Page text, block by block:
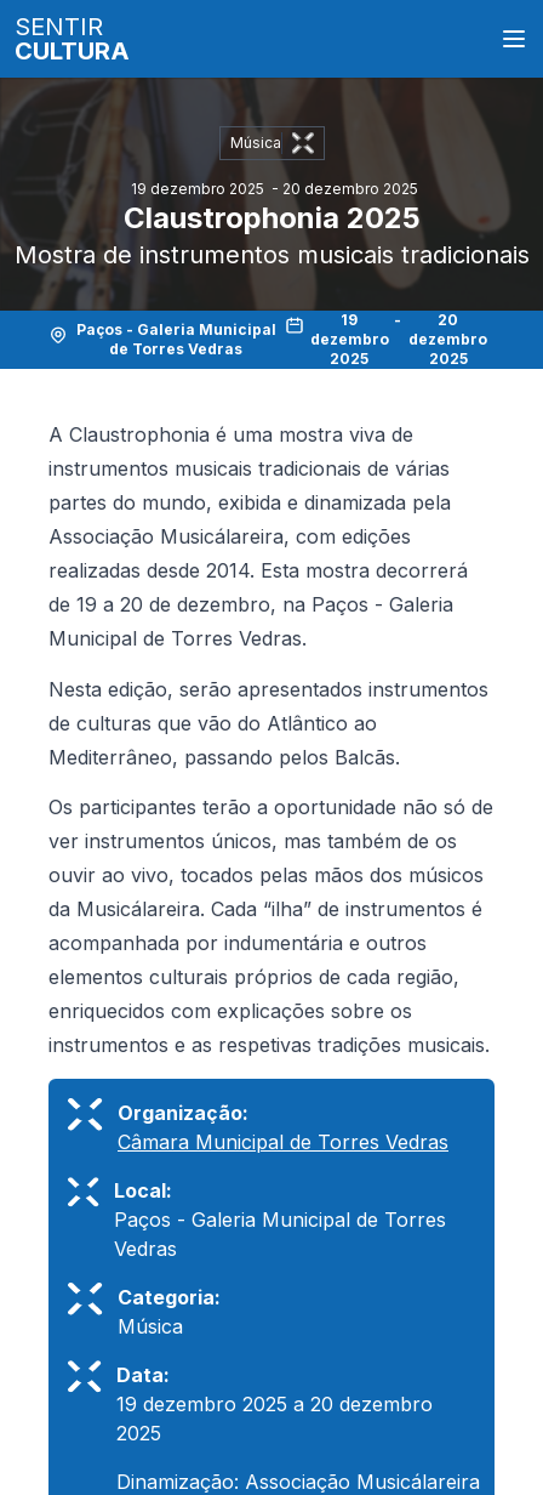
SENTIR
CULTURA
Música
19 dezembro 2025 - 20 dezembro 2025
Claustrophonia 2025
Mostra de instrumentos musicais tradicionais
Paços - Galeria Municipal
de Torres Vedras
19
dezembro
2025
-
20
dezembro
2025
A Claustrophonia é uma mostra viva de
instrumentos musicais tradicionais de várias
partes do mundo, exibida e dinamizada pela
Associação Musicálareira, com edições
realizadas desde 2014. Esta mostra decorrerá
de 19 a 20 de dezembro, na Paços - Galeria
Municipal de Torres Vedras.
Nesta edição, serão apresentados instrumentos
de culturas que vão do Atlântico ao
Mediterrâneo, passando pelos Balcãs.
Os participantes terão a oportunidade não só de
ver instrumentos únicos, mas também de os
ouvir ao vivo, tocados pelas mãos dos músicos
da Musicálareira. Cada “ilha” de instrumentos é
acompanhada por indumentária e outros
elementos culturais próprios de cada região,
enriquecidos com explicações sobre os
instrumentos e as respetivas tradições musicais.
Organização:
Câmara Municipal de Torres Vedras
Local:
Paços - Galeria Municipal de Torres
Vedras
Categoria:
Música
Data:
19 dezembro 2025 a 20 dezembro
2025
Dinamização: Associação Musicálareira